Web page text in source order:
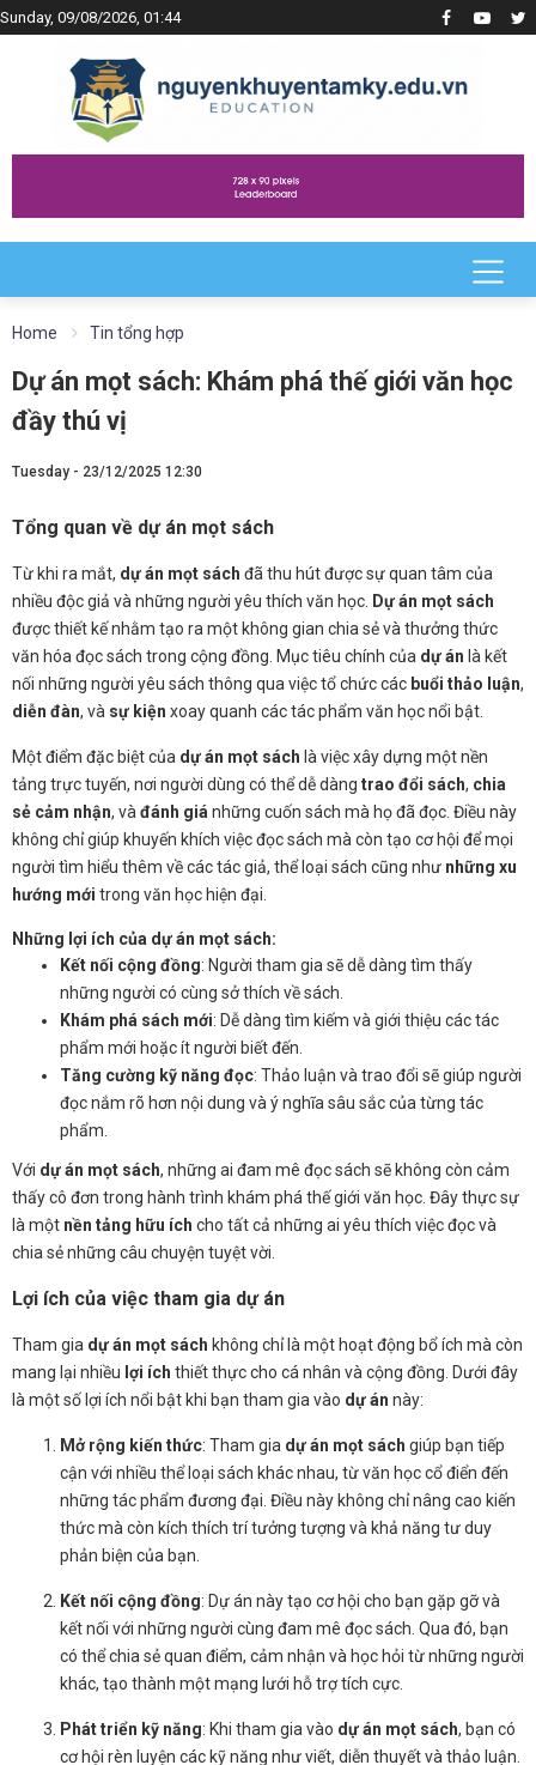
Sunday, 09/08/2026, 01:44
Home Tin tổng hợp
Dự án mọt sách: Khám phá thế giới văn học
đầy thú vị
Tuesday - 23/12/2025 12:30
Tổng quan về dự án mọt sách
Từ khi ra mắt, dự án mọt sách đã thu hút được sự quan tâm của
nhiều độc giả và những người yêu thích văn học. Dự án mọt sách
được thiết kế nhằm tạo ra một không gian chia sẻ và thưởng thức
văn hóa đọc sách trong cộng đồng. Mục tiêu chính của dự án là kết
nối những người yêu sách thông qua việc tổ chức các buổi thảo luận,
diễn đàn, và sự kiện xoay quanh các tác phẩm văn học nổi bật.
Một điểm đặc biệt của dự án mọt sách là việc xây dựng một nền
tảng trực tuyến, nơi người dùng có thể dễ dàng trao đổi sách, chia
sẻ cảm nhận, và đánh giá những cuốn sách mà họ đã đọc. Điều này
không chỉ giúp khuyến khích việc đọc sách mà còn tạo cơ hội để mọi
người tìm hiểu thêm về các tác giả, thể loại sách cũng như những xu
hướng mới trong văn học hiện đại.
Những lợi ích của dự án mọt sách:
Kết nối cộng đồng: Người tham gia sẽ dễ dàng tìm thấy
những người có cùng sở thích về sách.
Khám phá sách mới: Dễ dàng tìm kiếm và giới thiệu các tác
phẩm mới hoặc ít người biết đến.
Tăng cường kỹ năng đọc: Thảo luận và trao đổi sẽ giúp người
đọc nắm rõ hơn nội dung và ý nghĩa sâu sắc của từng tác
phẩm.
Với dự án mọt sách, những ai đam mê đọc sách sẽ không còn cảm
thấy cô đơn trong hành trình khám phá thế giới văn học. Đây thực sự
là một nền tảng hữu ích cho tất cả những ai yêu thích việc đọc và
chia sẻ những câu chuyện tuyệt vời.
Lợi ích của việc tham gia dự án
Tham gia dự án mọt sách không chỉ là một hoạt động bổ ích mà còn
mang lại nhiều lợi ích thiết thực cho cá nhân và cộng đồng. Dưới đây
là một số lợi ích nổi bật khi bạn tham gia vào dự án này:
Mở rộng kiến thức: Tham gia dự án mọt sách giúp bạn tiếp
cận với nhiều thể loại sách khác nhau, từ văn học cổ điển đến
những tác phẩm đương đại. Điều này không chỉ nâng cao kiến
thức mà còn kích thích trí tưởng tượng và khả năng tư duy
phản biện của bạn.
Kết nối cộng đồng: Dự án này tạo cơ hội cho bạn gặp gỡ và
kết nối với những người cùng đam mê đọc sách. Qua đó, bạn
có thể chia sẻ quan điểm, cảm nhận và học hỏi từ những người
khác, tạo thành một mạng lưới hỗ trợ tích cực.
Phát triển kỹ năng: Khi tham gia vào dự án mọt sách, bạn có
cơ hội rèn luyện các kỹ năng như viết, diễn thuyết và thảo luận.